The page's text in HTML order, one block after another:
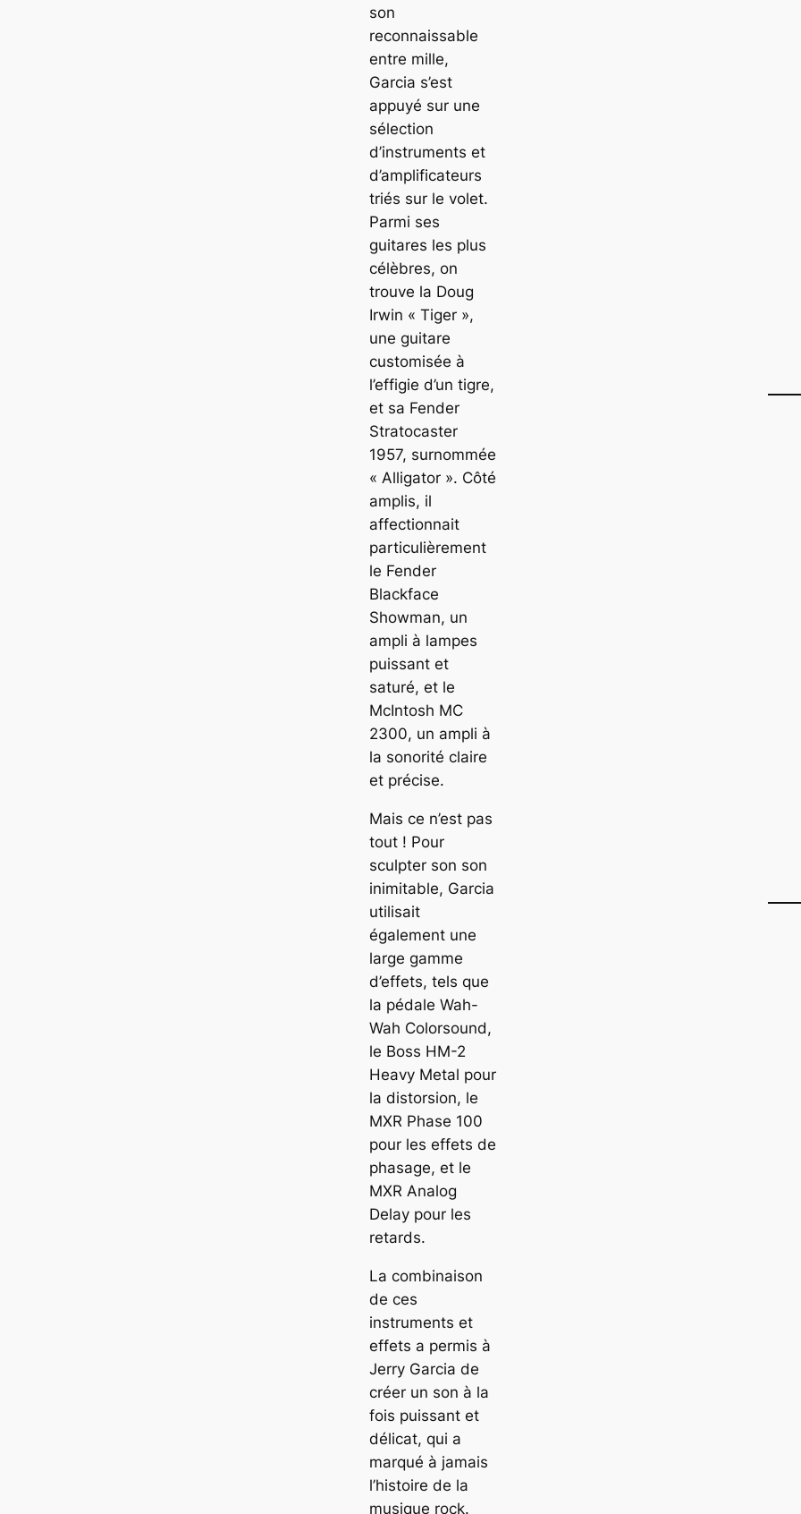
son
reconnaissable
entre mille,
Garcia s’est
appuyé sur une
sélection
d’instruments et
d’amplificateurs
triés sur le volet.
Parmi ses
guitares les plus
célèbres, on
trouve la Doug
Irwin « Tiger »,
une guitare
customisée à
l’effigie d’un tigre,
et sa Fender
Stratocaster
1957, surnommée
« Alligator ». Côté
amplis, il
affectionnait
particulièrement
le Fender
Blackface
Showman, un
ampli à lampes
puissant et
saturé, et le
McIntosh MC
2300, un ampli à
la sonorité claire
et précise.
Mais ce n’est pas
tout ! Pour
sculpter son son
inimitable, Garcia
utilisait
également une
large gamme
d’effets, tels que
la pédale Wah-
Wah Colorsound,
le Boss HM-2
Heavy Metal pour
la distorsion, le
MXR Phase 100
pour les effets de
phasage, et le
MXR Analog
Delay pour les
retards.
La combinaison
de ces
instruments et
effets a permis à
Jerry Garcia de
créer un son à la
fois puissant et
délicat, qui a
marqué à jamais
l’histoire de la
musique rock.